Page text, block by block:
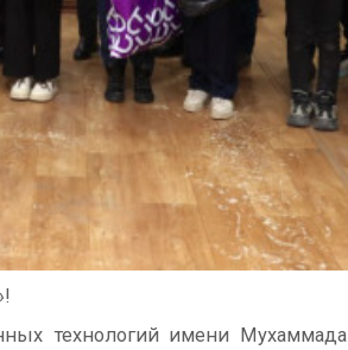
технологий имени